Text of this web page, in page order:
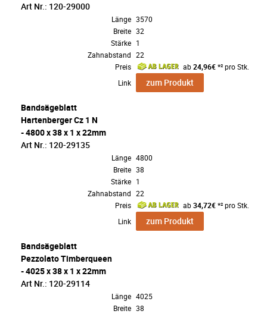
Art Nr.: 120-29000
Länge 3570
Breite 32
Stärke 1
Zahnabstand 22
Preis
ab24,96€*² pro Stk.
Link
zum Produkt
Bandsägeblatt
Hartenberger Cz 1 N
- 4800 x 38 x 1 x 22mm
Art Nr.: 120-29135
Länge 4800
Breite 38
Stärke 1
Zahnabstand 22
Preis
ab34,72€*² pro Stk.
Link
zum Produkt
Bandsägeblatt
Pezzolato Timberqueen
- 4025 x 38 x 1 x 22mm
Art Nr.: 120-29114
Länge 4025
Breite 38